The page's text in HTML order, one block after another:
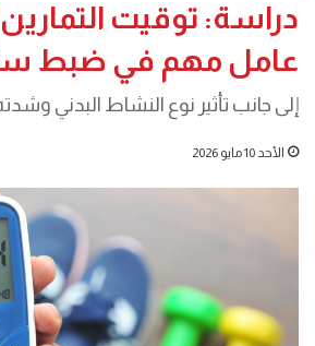
دراسة: توقيت التمارين
عامل مهم في ضبط
إلى جانب تأثير نوع النشاط البدني
الأحد 10 مايو 2026